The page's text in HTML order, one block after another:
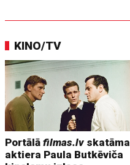
KINO/TV
Portālāfilmas.lv skatāma
aktiera Paula Butkēviča